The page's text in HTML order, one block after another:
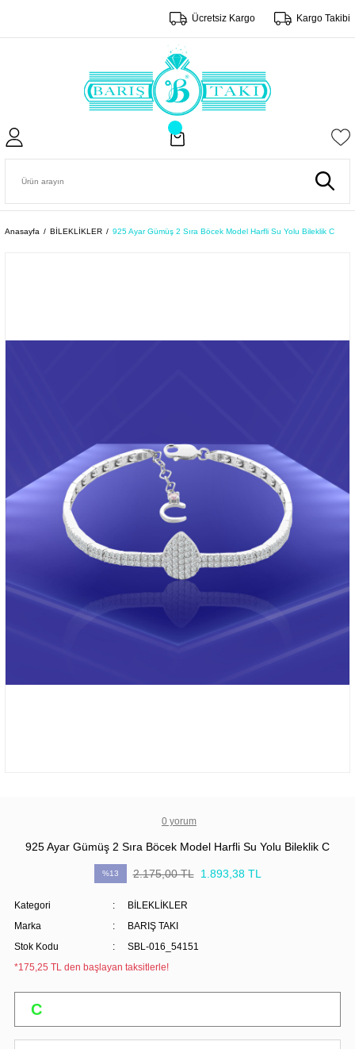
Ücretsiz Kargo Kargo Takibi
Anasayfa BİLEKLİKLER 925 Ayar Gümüş 2 Sıra Böcek Model Harfli Su Yolu Bileklik C
0 yorum
925 Ayar Gümüş 2 Sıra Böcek Model Harfli Su Yolu Bileklik C
%13 2.175,00 TL 1.893,38 TL
Kategori
BİLEKLİKLER
Marka
BARIŞ TAKI
Stok Kodu
SBL-016_54151
*175,25 TL den başlayan taksitlerle!